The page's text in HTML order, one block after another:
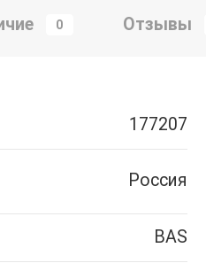
0 Отзывы
177207
Россия
BAS